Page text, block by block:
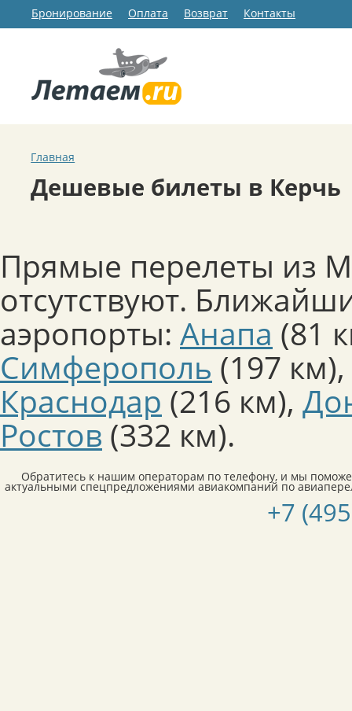
Бронирование Оплата Возврат Контакты
Главная
Дешевые билеты в Керчь
Прямые перелеты из
отсутствуют.
аэропорты: Анапа (81
Симферополь (197 км),
Краснодар (216 км),
Ростов (332 км).
Обратитесь к нашим операторам по телефону, и мы
актуальными спецпредложениями авиакомпаний по
+7